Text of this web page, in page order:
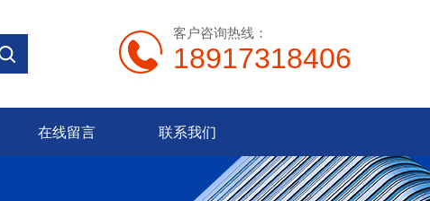
客户咨询热线：
18917318406
在线留言 联系我们